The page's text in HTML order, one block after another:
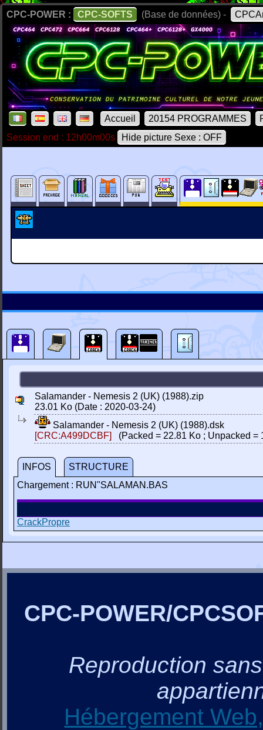
CPC-POWER : CPC-SOFTS (Base de données) -
Accueil 20154 PROGRAMMES
Session end : 12h00m00s
Hide picture Sexe : OFF
Salamander - Nemesis 2 (UK) (1988).zip
23.01 Ko (Date : 2020-03-24)
Salamander - Nemesis 2 (UK) (1988).dsk
[CRC:A499DCBF]
(Packed = 22.81 Ko ; Unpacked =
INFOS
STRUCTURE
Chargement : RUN"SALAMAN.BAS
CrackPropre
CPC-POWER/
Reproduction
Hébergement